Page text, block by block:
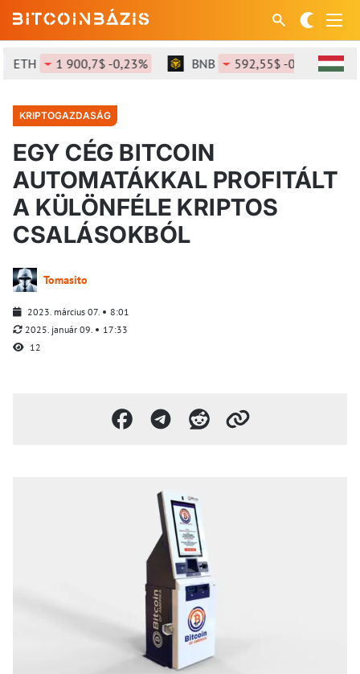
ETH 1 900,7$ -0,23% BNB 592,55$ -0,11%
KRIPTOGAZDASÁG
EGY CÉG BITCOIN
AUTOMATÁKKAL PROFITÁLT
A KÜLÖNFÉLE KRIPTOS
CSALÁSOKBÓL
Tomasito
2023. március 07.
8:01
2025. január 09.
17:33
12